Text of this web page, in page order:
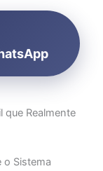
que Realmente
o Sistema